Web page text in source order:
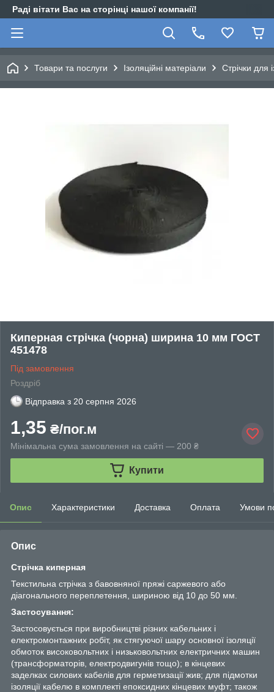
Раді вітати Вас на сторінці нашої компанії!
Товари та послуги Ізоляційні матеріали Стрічки для
Киперная стрічка (чорна) ширина 10 мм ГОСТ
451478
Під замовлення
Роздріб
Відправка з 20 серпня 2026
1,35 ₴/пог.м
Мінімальна сума замовлення на сайті — 200 ₴
Купити
Опис Характеристики Доставка Оплата Умови
Опис
Стрічка киперная
Текстильна стрічка з бавовняної пряжі саржевого або
діагонального переплетення, шириною від 10 до 50 мм.
Застосування:
Застосовується при виробництві різних кабельних і
електромонтажних робіт, як стягуючої шару основної ізоляції
обмоток високовольтних і низьковольтних електричних машин
(трансформаторів, електродвигунів тощо); в кінцевих
заделках силових кабелів для герметизації жив; для підмотки
ізоляції кабелю в комплекті епоксидних кінцевих муфт; також